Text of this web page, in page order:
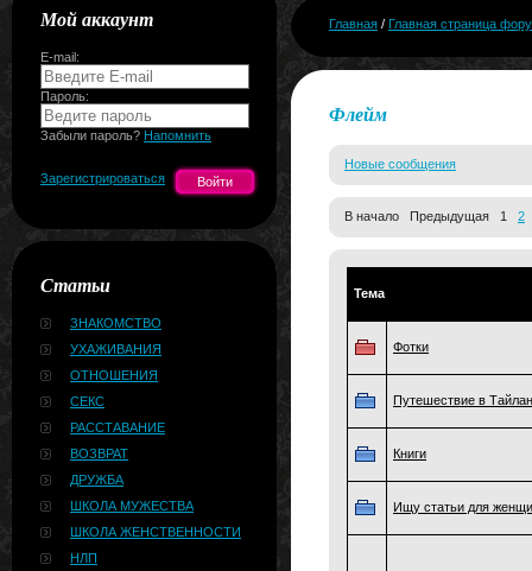
Мой аккаунт
E-mail:
Пароль:
Забыли пароль? Напомнить
Зарегистрироваться
Статьи
ЗНАКОМСТВО
УХАЖИВАНИЯ
ОТНОШЕНИЯ
СЕКС
РАССТАВАНИЕ
ВОЗВРАТ
ДРУЖБА
ШКОЛА МУЖЕСТВА
ШКОЛА ЖЕНСТВЕННОСТИ
НЛП
Главная / Главная страница
Флейм
Новые сообщения
В начало Предыдущая 1 2
Тема
Фотки
Путешествие в
Книги
Ищу статьи для